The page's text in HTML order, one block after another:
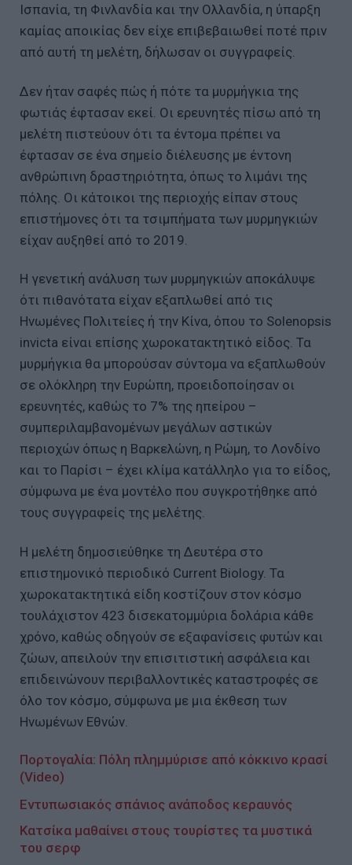
Ισπανία, τη Φινλανδία και την Ολλανδία, η ύπαρξη
καμίας αποικίας δεν είχε επιβεβαιωθεί ποτέ πριν
από αυτή τη μελέτη, δήλωσαν οι συγγραφείς.
Δεν ήταν σαφές πώς ή πότε τα μυρμήγκια της
φωτιάς έφτασαν εκεί. Οι ερευνητές πίσω από τη
μελέτη πιστεύουν ότι τα έντομα πρέπει να
έφτασαν σε ένα σημείο διέλευσης με έντονη
ανθρώπινη δραστηριότητα, όπως το λιμάνι της
πόλης. Οι κάτοικοι της περιοχής είπαν στους
επιστήμονες ότι τα τσιμπήματα των μυρμηγκιών
είχαν αυξηθεί από το 2019.
Η γενετική ανάλυση των μυρμηγκιών αποκάλυψε
ότι πιθανότατα είχαν εξαπλωθεί από τις
Ηνωμένες Πολιτείες ή την Κίνα, όπου το Solenopsis
invicta είναι επίσης χωροκατακτητικό είδος. Τα
μυρμήγκια θα μπορούσαν σύντομα να εξαπλωθούν
σε ολόκληρη την Ευρώπη, προειδοποίησαν οι
ερευνητές, καθώς το 7% της ηπείρου –
συμπεριλαμβανομένων μεγάλων αστικών
περιοχών όπως η Βαρκελώνη, η Ρώμη, το Λονδίνο
και το Παρίσι – έχει κλίμα κατάλληλο για το είδος,
σύμφωνα με ένα μοντέλο που συγκροτήθηκε από
τους συγγραφείς της μελέτης.
Η μελέτη δημοσιεύθηκε τη Δευτέρα στο
επιστημονικό περιοδικό Current Biology. Τα
χωροκατακτητικά είδη κοστίζουν στον κόσμο
τουλάχιστον 423 δισεκατομμύρια δολάρια κάθε
χρόνο, καθώς οδηγούν σε εξαφανίσεις φυτών και
ζώων, απειλούν την επισιτιστική ασφάλεια και
επιδεινώνουν περιβαλλοντικές καταστροφές σε
όλο τον κόσμο, σύμφωνα με μια έκθεση των
Ηνωμένων Εθνών.
Πορτογαλία: Πόλη πλημμύρισε από κόκκινο κρασί
(Video)
Eντυπωσιακός σπάνιος ανάποδος κεραυνός
Κατσίκα μαθαίνει στους τουρίστες τα μυστικά
του σερφ